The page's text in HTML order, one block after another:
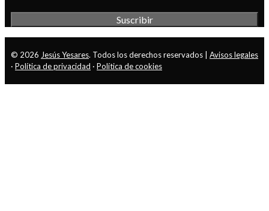
© 2026 Jesús Yesares. Todos los derechos reservados | Avisos legales
· Política de privacidad · Política de cookies